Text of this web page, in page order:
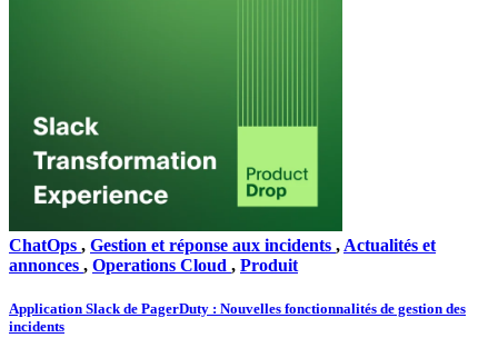
ChatOps , Gestion et réponse aux incidents , Actualités et
annonces , Operations Cloud , Produit
Application Slack de PagerDuty : Nouvelles fonctionnalités de gestion des
incidents